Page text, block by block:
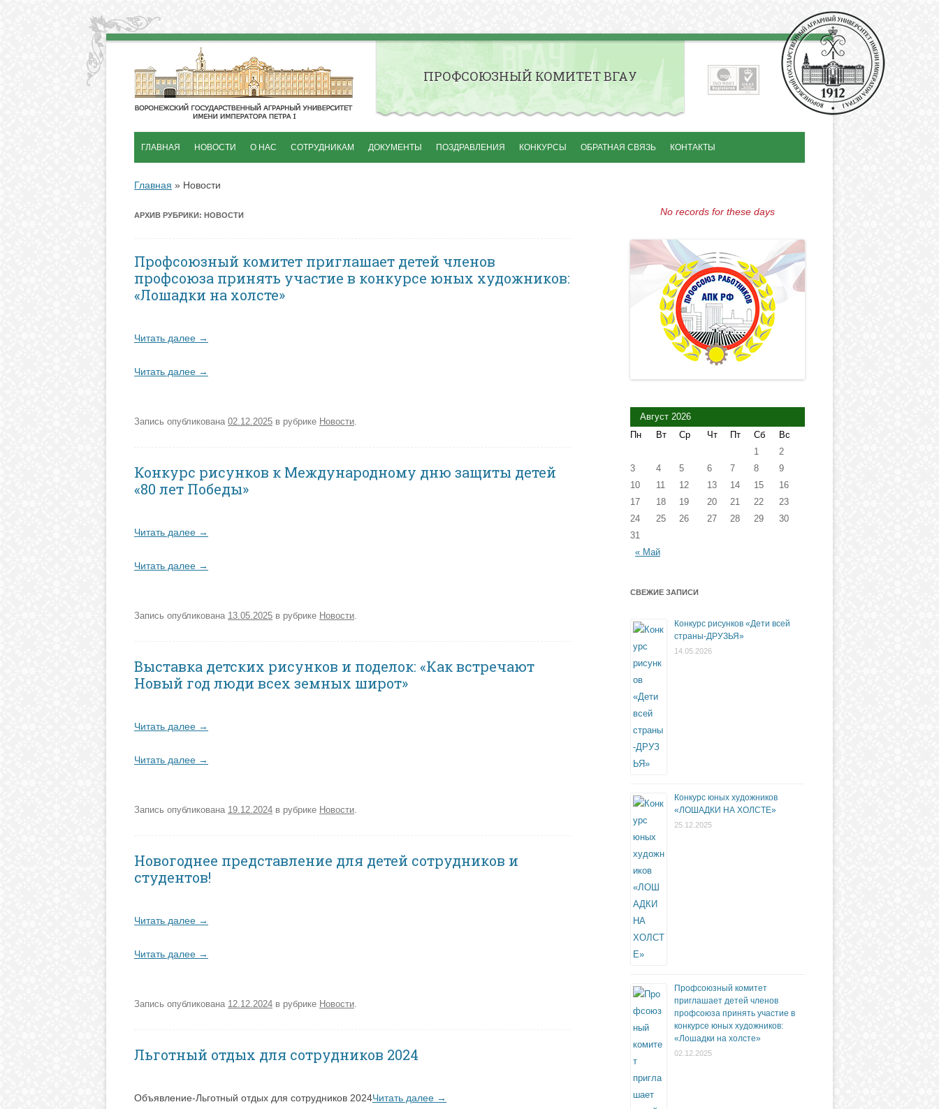
ПРОФСОЮЗНЫЙ КОМИТЕТ ВГАУ
ГЛАВНАЯ НОВОСТИ О НАС
КОМИССИИ
СОТРУДНИКАМ ДОКУМЕНТЫ ПОЗДРАВЛЕНИЯ КОНКУРСЫ ОБРАТНАЯ СВЯЗЬ КОНТАКТЫ
Главная » Новости
АРХИВ РУБРИКИ: НОВОСТИ
Профсоюзный комитет приглашает детей членов
профсоюза принять участие в конкурсе юных художников:
«Лошадки на холсте»
Читать далее →
Читать далее →
Запись опубликована 02.12.2025 в рубрике Новости
Конкурс рисунков к Международному дню защиты детей
«80 лет Победы»
Читать далее →
Читать далее →
Запись опубликована 13.05.2025 в рубрике Новости
Выставка детских рисунков и поделок: «Как встречают
Новый год люди всех земных широт»
Читать далее →
Читать далее →
Запись опубликована 19.12.2024 в рубрике Новости
Новогоднее представление для детей сотрудников и
студентов!
Читать далее →
Читать далее →
Запись опубликована 12.12.2024 в рубрике Новости
Льготный отдых для сотрудников 2024
Объявление-Льготный отдых для сотрудников 2024Читать далее →
No records for these days
Август 2026
Пн
Вт Ср Чт Пт Сб Вс
« Май
1
2
3
4 5 6 7 8
9
10
11 12 13 14 15
16
17
18 19 20 21 22
23
24
25 26 27 28 29
30
31
СВЕЖИЕ ЗАПИСИ
Конкурс рисунков «Дети всей
страны-ДРУЗЬЯ»
14.05.2026
Конкурс юных художников
«ЛОШАДКИ НА ХОЛСТЕ»
25.12.2025
Профсоюзный комитет
приглашает детей членов
профсоюза принять участие в
конкурсе юных художников:
«Лошадки на холсте»
02.12.2025